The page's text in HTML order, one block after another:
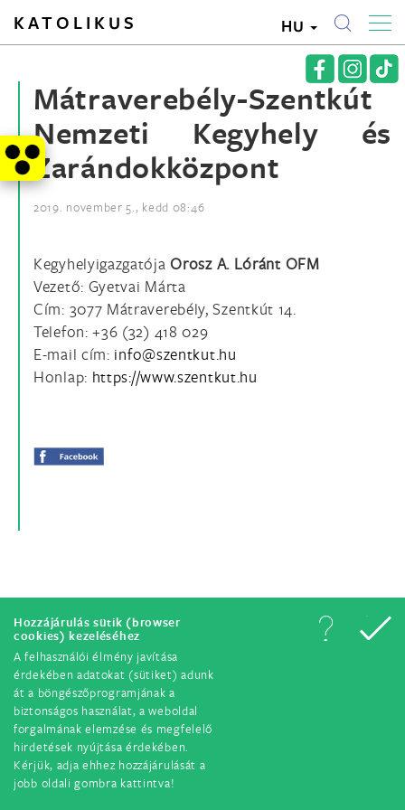
Hozzájárulás sütik (browser
cookies) kezeléséhez
A felhasználói élmény javítása
érdekében adatokat (sütiket) adunk
át a böngészőprogramjának a
biztonságos használat, a weboldal
forgalmának elemzése és megfelelő
hirdetések nyújtása érdekében.
Kérjük, adja ehhez hozzájárulását a
jobb oldali gombra kattintva!
KATOLIKUS HU
Mátraverebély-Szentkút
Nemzeti Kegyhely és
Zarándokközpont
2019. november 5., kedd 08:46
KegyhelyigazgatójaOrosz A. Lóránt OFM
Vezető: Gyetvai Márta
Cím: 3077 Mátraverebély, Szentkút 14.
Telefon: +36 (32) 418 029
E-mail cím:
Honlap: https://www.szentkut.hu